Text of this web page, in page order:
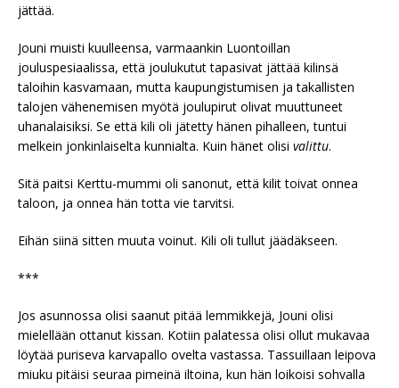
jättää.
Jouni muisti kuulleensa, varmaankin Luontoillan
jouluspesiaalissa, että joulukutut tapasivat jättää kilinsä
taloihin kasvamaan, mutta kaupungistumisen ja takallisten
talojen vähenemisen myötä joulupirut olivat muuttuneet
uhanalaisiksi. Se että kili oli jätetty hänen pihalleen, tuntui
melkein jonkinlaiselta kunnialta. Kuin hänet olisi valittu.
Sitä paitsi Kerttu-mummi oli sanonut, että kilit toivat onnea
taloon, ja onnea hän totta vie tarvitsi.
Eihän siinä sitten muuta voinut. Kili oli tullut jäädäkseen.
***
Jos asunnossa olisi saanut pitää lemmikkejä, Jouni olisi
mielellään ottanut kissan. Kotiin palatessa olisi ollut mukavaa
löytää puriseva karvapallo ovelta vastassa. Tassuillaan leipova
miuku pitäisi seuraa pimeinä iltoina, kun hän loikoisi sohvalla